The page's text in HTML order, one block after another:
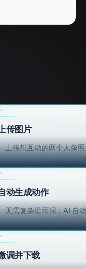
传图片
上传想互动的两个人像
动生成动作
无需复杂提示词，AI 自
调并下载